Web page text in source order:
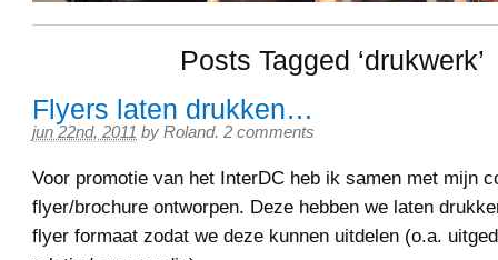
Posts Tagged ‘drukwerk’
Flyers laten drukken…
jun 22nd, 2011 by Roland. 2 comments
Voor promotie van het InterDC heb ik samen met mijn
flyer/brochure ontworpen. Deze hebben we laten
flyer formaat zodat we deze kunnen uitdelen (o.a.